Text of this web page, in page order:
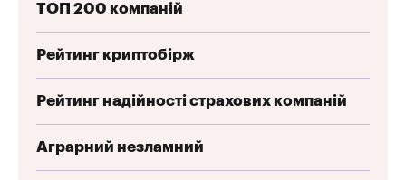
ТОП 200 компаній
Рейтинг криптобірж
Рейтинг надійності страхових компаній
Аграрний незламний